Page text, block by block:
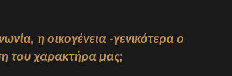
η οικογένεια -γενικότερα ο
του χαρακτήρα μας;